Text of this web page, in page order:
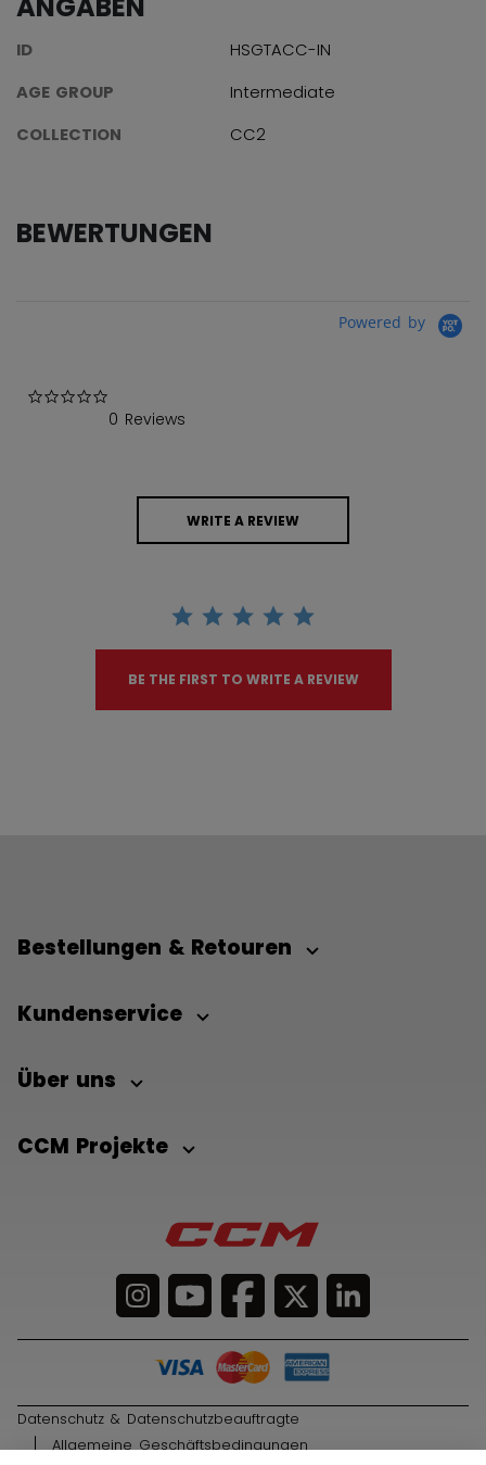
ANGABEN
ID
HSGTACC-IN
AGE GROUP
Intermediate
COLLECTION
CC2
BEWERTUNGEN
Powered by
0 Reviews
WRITE A REVIEW
BE THE FIRST TO WRITE A REVIEW
Bestellungen & Retouren
Kundenservice
Über uns
CCM Projekte
Datenschutz & Datenschutzbeauftragte
Allgemeine Geschäftsbedingungen